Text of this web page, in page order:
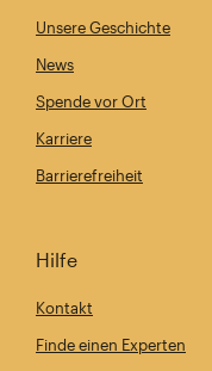
Unsere Geschichte
News
Spende vor Ort
Karriere
Barrierefreiheit
Hilfe
Kontakt
Finde einen Experten